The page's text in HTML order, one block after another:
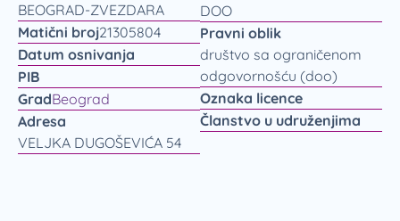
BEOGRAD-ZVEZDARA
Matični broj21305804
Datum osnivanja
PIB
GradBeograd
Adresa
VELJKA DUGOŠEVIĆA 54
DOO
Pravni oblik
društvo sa ograničenom
odgovornošću (doo)
Oznaka licence
Članstvo u udruženjima